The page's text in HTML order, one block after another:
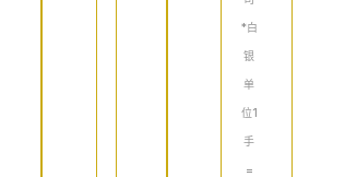
*白
银
单
位1
手
=